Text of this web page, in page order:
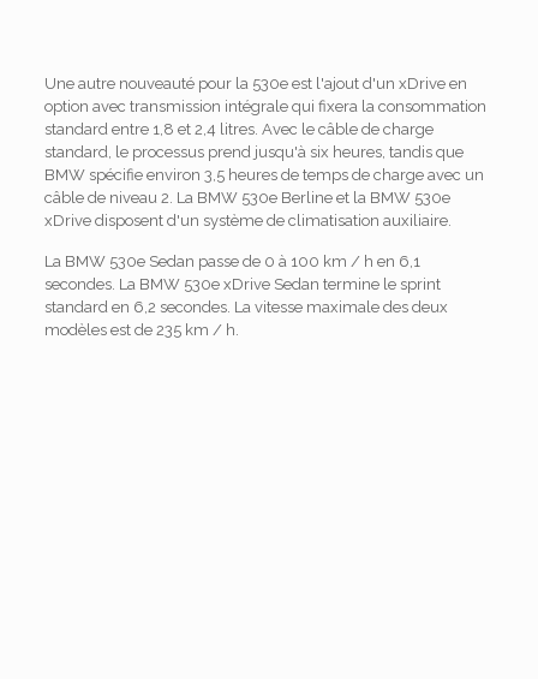
Une autre nouveauté pour la 530e est l'ajout d'un xDrive en
option avec transmission intégrale qui fixera la consommation
standard entre 1,8 et 2,4 litres. Avec le câble de charge
standard, le processus prend jusqu'à six heures, tandis que
BMW spécifie environ 3,5 heures de temps de charge avec un
câble de niveau 2. La BMW 530e Berline et la BMW 530e
xDrive disposent d'un système de climatisation auxiliaire.
La BMW 530e Sedan passe de 0 à 100 km / h en 6,1
secondes. La BMW 530e xDrive Sedan termine le sprint
standard en 6,2 secondes. La vitesse maximale des deux
modèles est de 235 km / h.